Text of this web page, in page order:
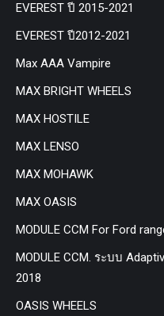
EVEREST ปี 2015-2021
EVEREST ปี2012-2021
Max AAA Vampire
MAX BRIGHT WHEELS
MAX HOSTILE
MAX LENSO
MAX MOHAWK
MAX OASIS
MODULE CCM For Ford
MODULE CCM. ระบบ
2018
OASIS WHEELS